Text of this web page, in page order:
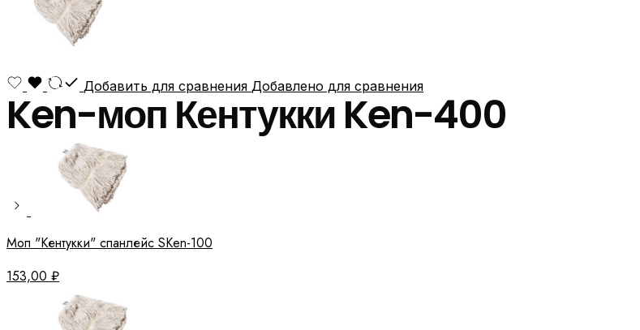
Добавить для сравнения Добавлено для сравнения
Ken-моп Кентукки Ken-400
Моп "Кентукки" спанлейс SKen-100
153,00 ₽